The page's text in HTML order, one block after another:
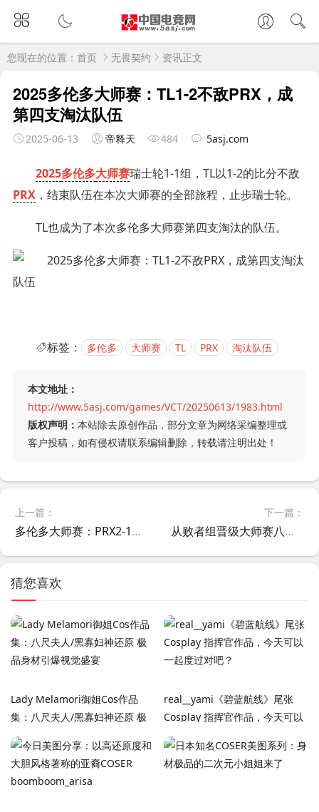
您现在的位置： 首页 无畏契约 资讯正文
2025多伦多大师赛：TL1-2不敌PRX，成
第四支淘汰队伍
2025-06-13 帝释天 484 5asj.com
2025多伦多大师赛瑞士轮1-1组，TL以1-2的比分不敌
PRX，结束队伍在本次大师赛的全部旅程，止步瑞士轮。
TL也成为了本次多伦多大师赛第四支淘汰的队伍。
标签： 多伦多 大师赛 TL PRX 淘汰队伍
本文地址：
http://www.5asj.com/games/VCT/20250613/1983.html
版权声明： 本站除去原创作品，部分文章为网络采编整理或
客户投稿，如有侵权请联系编辑删除，转载请注明出处！
上一篇：
多伦多大师赛：PRX2-1战胜TL，拿到瑞士轮最后晋级淘汰赛的一张门票
下一篇：
从败者组晋级大师赛八强！WOL官方发布大合照，配文：再下一城！
猜您喜欢
Lady Melamori御姐Cos作品
集：八尺夫人/黑寡妇神还原 极
品身材引爆视觉盛宴
real__yami《碧蓝航线》尾张
Cosplay 指挥官作品，今天可以
一起度过对吧？